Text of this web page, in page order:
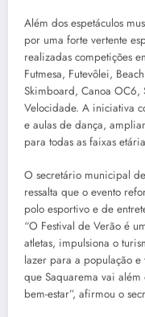
Além dos espetáculos
por uma forte vertente
realizadas competições
Futmesa, Futevôlei,
Skimboard, Canoa OC6,
Velocidade. A iniciativa
e aulas de dança,
para todas as faixas
O secretário municipal
ressalta que o evento
polo esportivo e de
“O Festival de Verão é
atletas, impulsiona o
lazer para a população
que Saquarema vai
bem-estar”, afirmou o